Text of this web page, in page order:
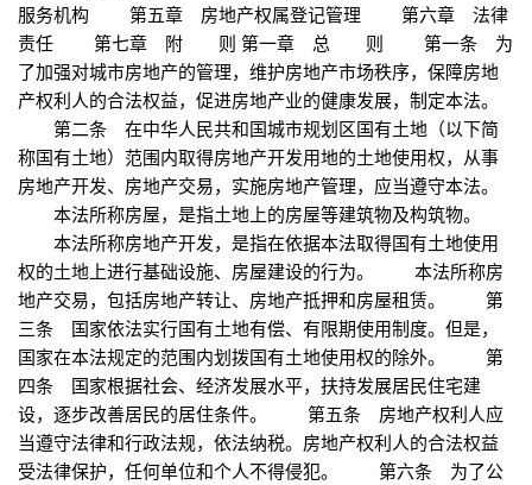
服务机构 第五章 房地产权属登记管理 第六章 法律
责任 第七章 附 则 第一章 总 则 第一条 为
了加强对城市房地产的管理，维护房地产市场秩序，保障房地
产权利人的合法权益，促进房地产业的健康发展，制定本法。
第二条 在中华人民共和国城市规划区国有土地（以下简
称国有土地）范围内取得房地产开发用地的土地使用权，从事
房地产开发、房地产交易，实施房地产管理，应当遵守本法。
本法所称房屋，是指土地上的房屋等建筑物及构筑物。
本法所称房地产开发，是指在依据本法取得国有土地使用
权的土地上进行基础设施、房屋建设的行为。 本法所称房
地产交易，包括房地产转让、房地产抵押和房屋租赁。 第
三条 国家依法实行国有土地有偿、有限期使用制度。但是，
国家在本法规定的范围内划拨国有土地使用权的除外。 第
四条 国家根据社会、经济发展水平，扶持发展居民住宅建
设，逐步改善居民的居住条件。 第五条 房地产权利人应
当遵守法律和行政法规，依法纳税。房地产权利人的合法权益
受法律保护，任何单位和个人不得侵犯。 第六条 为了公